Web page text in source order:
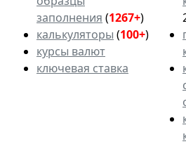
заполнения (1267+)
калькуляторы (100+)
курсы валют
ключевая ставка